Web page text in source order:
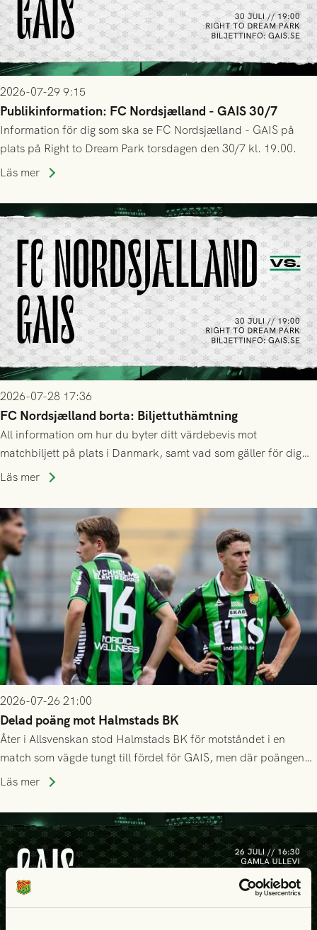
2026-07-29 9:15
Publikinformation: FC Nordsjælland - GAIS 30/7
Information för dig som ska se FC Nordsjælland - GAIS på
plats på Right to Dream Park torsdagen den 30/7 kl. 19.00.
Läs mer
2026-07-28 17:36
FC Nordsjælland borta: Biljettuthämtning
All information om hur du byter ditt värdebevis mot
matchbiljett på plats i Danmark, samt vad som gäller för dig
som står på reservlista eller fått förhinder.
Läs mer
2026-07-26 21:00
Delad poäng mot Halmstads BK
Åter i Allsvenskan stod Halmstads BK för motståndet i en
match som vägde tungt till fördel för GAIS, men där poängen
delades efter dramatik på tilläggstid.
Läs mer